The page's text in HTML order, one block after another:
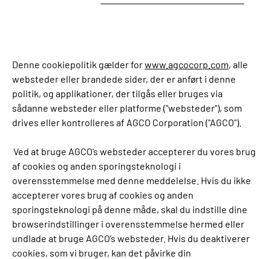
Denne cookiepolitik gælder forwww.agcocorp.com, alle
websteder eller brandede sider, der er anført i denne
politik, og applikationer, der tilgås eller bruges via
sådanne websteder eller platforme ("websteder"), som
drives eller kontrolleres af AGCO Corporation ("AGCO").
Ved at bruge AGCO’s websteder accepterer du vores brug
af cookies og anden sporingsteknologi i
overensstemmelse med denne meddelelse. Hvis du ikke
accepterer vores brug af cookies og anden
sporingsteknologi på denne måde, skal du indstille dine
browserindstillinger i overensstemmelse hermed eller
undlade at bruge AGCO’s websteder. Hvis du deaktiverer
cookies, som vi bruger, kan det påvirke din